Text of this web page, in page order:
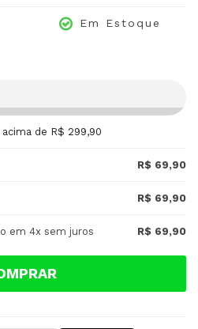
Em Estoque
de R$ 299,90
R$ 69,90
R$ 69,90
em 4x sem juros R$ 69,90